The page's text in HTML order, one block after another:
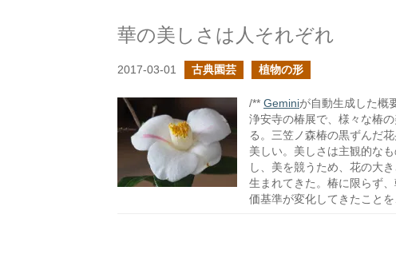
華の美しさは人それぞれ
2017-03-01 古典園芸 植物の形
/** Geminiが自動生成した概
浄安寺の椿展で、様々な椿
る。三笠ノ森椿の黒ずんだ
美しい。美しさは主観的な
し、美を競うため、花の大
生まれてきた。椿に限らず
価基準が変化してきたこと